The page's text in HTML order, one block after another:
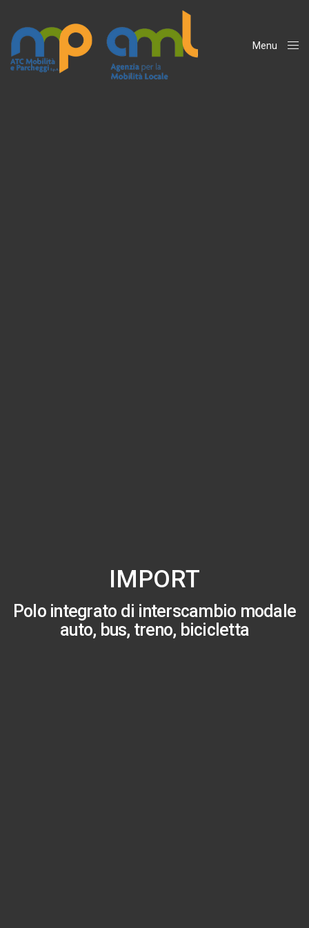
Menu
IMPORT
Polo integrato di interscambio modale
auto, bus, treno, bicicletta